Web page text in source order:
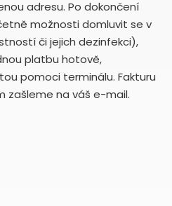
adresu. Po dokončení
možnosti domluvit se v
či jejich dezinfekci),
platbu hotově,
pomoci terminálu. Fakturu
zašleme na váš e-mail.